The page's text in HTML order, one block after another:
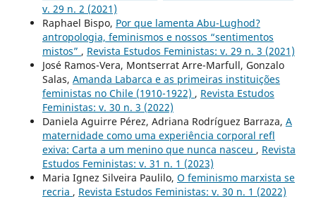
v. 29 n. 2 (2021)
Raphael Bispo, Por que lamenta Abu-Lughod?
antropologia, feminismos e nossos “sentimentos
mistos” , Revista Estudos Feministas: v. 29 n. 3 (2021)
José Ramos-Vera, Montserrat Arre-Marfull, Gonzalo
Salas, Amanda Labarca e as primeiras instituições
feministas no Chile (1910-1922) , Revista Estudos
Feministas: v. 30 n. 3 (2022)
Daniela Aguirre Pérez, Adriana Rodríguez Barraza, A
maternidade como uma experiência corporal refl
exiva: Carta a um menino que nunca nasceu , Revista
Estudos Feministas: v. 31 n. 1 (2023)
Maria Ignez Silveira Paulilo, O feminismo marxista se
recria , Revista Estudos Feministas: v. 30 n. 1 (2022)